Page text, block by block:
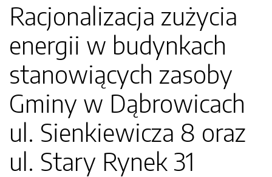
Racjonalizacja zużycia
energii w budynkach
stanowiących zasoby
Gminy w Dąbrowicach
ul. Sienkiewicza 8 oraz
ul. Stary Rynek 31